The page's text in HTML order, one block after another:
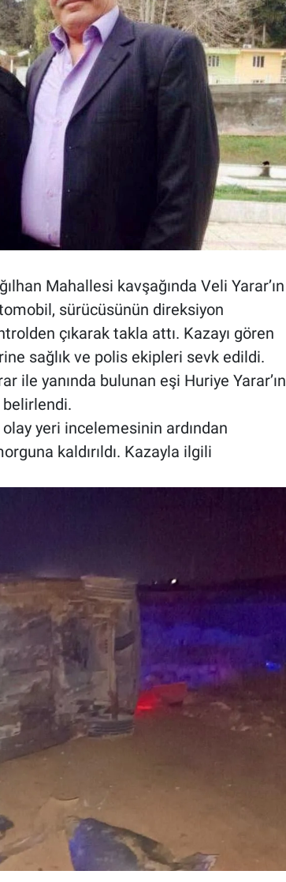
Mahallesi kavşağında Veli Yarar’ın
sürücüsünün direksiyon
çıkarak takla attı. Kazayı gören
sağlık ve polis ekipleri sevk edildi.
ile yanında bulunan eşi Huriye Yarar’ın
belirlendi.
yeri incelemesinin ardından
kaldırıldı. Kazayla ilgili